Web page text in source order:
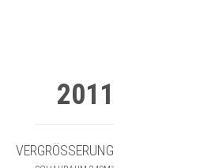
2011
VERGRÖSSERUNG